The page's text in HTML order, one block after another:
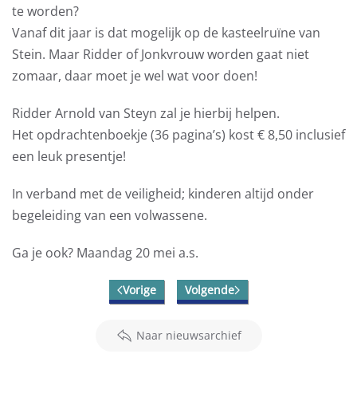
te worden?
Vanaf dit jaar is dat mogelijk op de kasteelruïne van
Stein. Maar Ridder of Jonkvrouw worden gaat niet
zomaar, daar moet je wel wat voor doen!
Ridder Arnold van Steyn zal je hierbij helpen.
Het opdrachtenboekje (36 pagina’s) kost € 8,50 inclusief
een leuk presentje!
In verband met de veiligheid; kinderen altijd onder
begeleiding van een volwassene.
Ga je ook? Maandag 20 mei a.s.
Vorige Volgende
Naar nieuwsarchief